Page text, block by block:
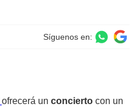
Síguenos en:
ofrecerá un concierto con un